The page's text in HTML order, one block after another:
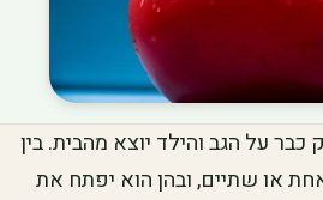
על הגב והילד יוצא מהבית. בין
או שתיים, ובהן הוא יפתח את